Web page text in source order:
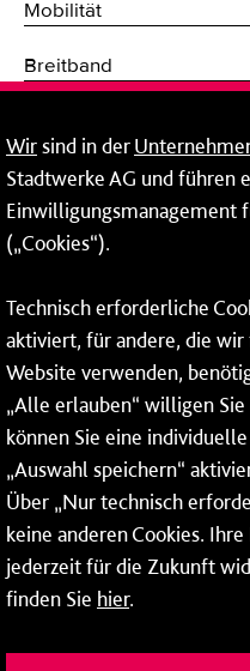
Mobilität
Breitband
Netze
Mainzer Taubertsberg
Tel.:06131 - 12 91 00
Weitere Infos zu
Wirsind in der
Stadtwerke AG und führen
Einwilligungsmanagement
(„Cookies“).
Technisch erforderliche
aktiviert, für andere, die wir
Website verwenden,
„Alle erlauben“ willigen
können Sie eine
„Auswahl speichern“
Über „Nur technisch
keine anderen Cookies.
jederzeit für die Zukunft
finden Sie hier.